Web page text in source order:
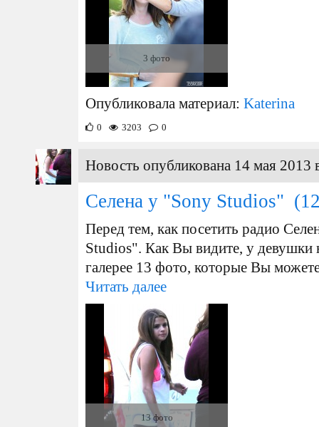
3 фото
Опубликовала материал: Katerina
0 3203 0
Новость опубликована 14 мая 2013
Селена у "Sony Studios"
Перед тем, как посетить радио
Studios". Как Вы видите, у девушки
галерее 13 фото, которые Вы
Читать далее
13 фото